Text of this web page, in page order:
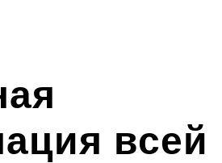
всей